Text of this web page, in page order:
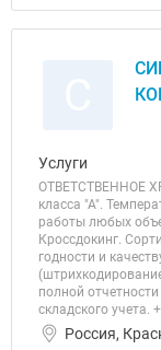
Услуги
ОТВЕТСТВЕННОЕ
класса "А".
работы любых
Кроссдокинг.
годности и
полной
складского учета.
Россия,